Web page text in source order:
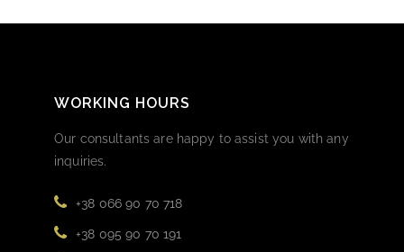
WORKING HOURS
Our consultants are happy to assist you with any
inquiries.
+38 066 90 70 718
+38 095 90 70 191